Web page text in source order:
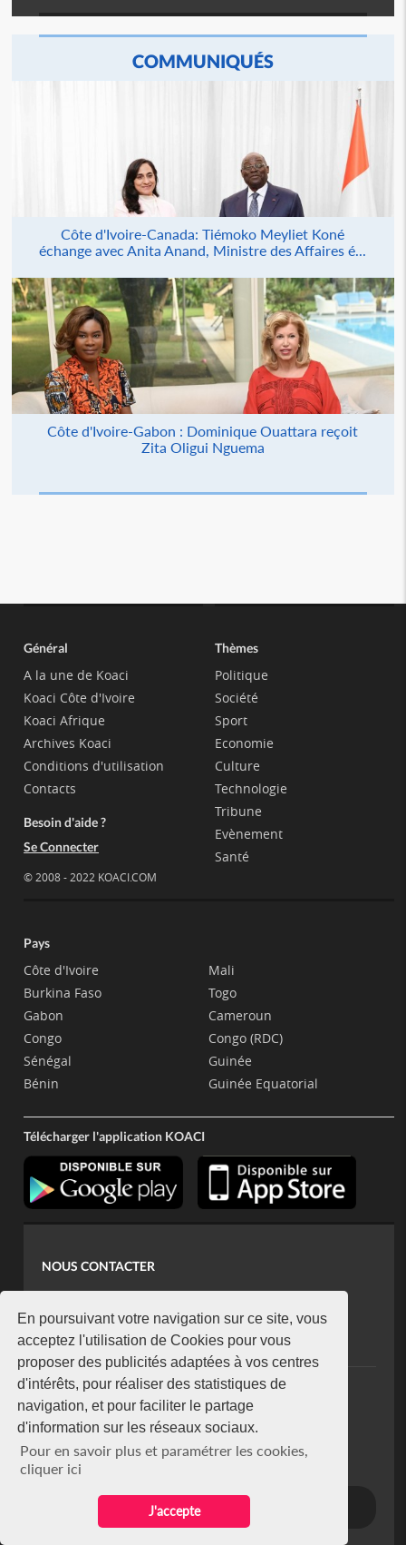
En poursuivant votre navigation sur ce site, vous
acceptez l'utilisation de Cookies pour vous
proposer des publicités adaptées à vos centres
d'intérêts, pour réaliser des statistiques de
navigation, et pour faciliter le partage
d'information sur les réseaux sociaux.
Pour en savoir plus et paramétrer les cookies,
cliquer ici
J'accepte
COMMUNIQUÉS
Côte d'Ivoire-Canada: Tiémoko Meyliet Koné
échange avec Anita Anand, Ministre des Affaires é...
Côte d'Ivoire-Gabon : Dominique Ouattara reçoit
Zita Oligui Nguema
Général
A la une de Koaci
Koaci Côte d'Ivoire
Koaci Afrique
Archives Koaci
Conditions d'utilisation
Contacts
Besoin d'aide ?
Se Connecter
© 2008 - 2022 KOACI.COM
Thèmes
Politique
Société
Sport
Economie
Culture
Technologie
Tribune
Evènement
Santé
Pays
Côte d'Ivoire
Burkina Faso
Gabon
Congo
Sénégal
Bénin
Mali
Togo
Cameroun
Congo (RDC)
Guinée
Guinée Equatorial
Télécharger l'application KOACI
NOUS CONTACTER
koaci@yahoo.fr
+225 07 08 85 52 93
NEWSLETTER
Restez connecté via notre newsletter
S'abonner
Se désabonner